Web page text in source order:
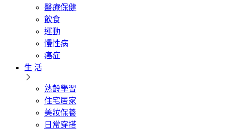
醫療保健
飲食
運動
慢性病
癌症
生 活
熟齡學習
住宅居家
美妝保養
日常穿搭